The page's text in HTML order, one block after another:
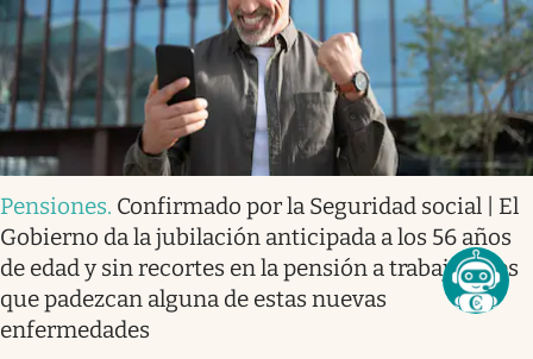
Pensiones. Confirmado por la Seguridad social | El
Gobierno da la jubilación anticipada a los 56 años
de edad y sin recortes en la pensión a trabajadores
que padezcan alguna de estas nuevas
enfermedades